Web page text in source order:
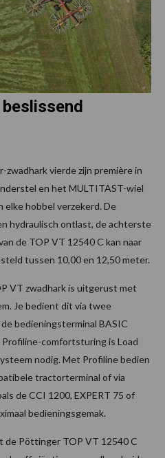
vierde zijn première in
en het MULTITAST-wiel
elke hobbel verzekerd. De
hydraulisch ontlast, de achterste
de TOP VT 12540 C kan naar
tussen 10,00 en 12,50 meter.
VT zwadhark is uitgerust met
Je bedient dit via twee
bedieningsterminal BASIC
comfortsturing is Load
nodig. Met Profiline bedien
tractorterminal of via
de CCI 1200, EXPERT 75 of
bedieningsgemak.
Pöttinger TOP VT 12540 C